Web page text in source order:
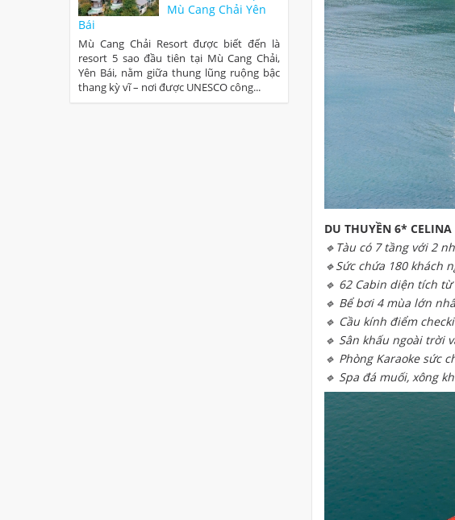
Mù Cang Chải Yên
Bái
Mù Cang Chải Resort được biết đến là
resort 5 sao đầu tiên tại Mù Cang Chải,
Yên Bái, nằm giữa thung lũng ruộng bậc
thang kỳ vĩ – nơi được UNESCO công...
DU THUYỀN 6*
🔹Tàu có 7 tầng với 2
🔹Sức chứa 180 khách
🔹 62 Cabin diện tích
🔹 Bể bơi 4 mùa lớn
🔹 Cầu kính điểm
🔹 Sân khấu ngoài trời
🔹 Phòng Karaoke sức
🔹 Spa đá muối, xông